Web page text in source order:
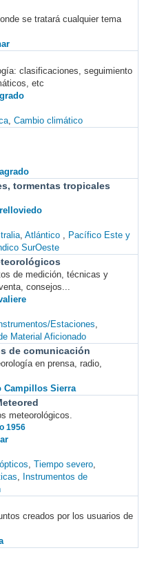
se tratará cualquier tema
clasificaciones, seguimiento
etc
Cambio climático
tormentas tropicales
Atlántico
Pacífico Este y
SurOeste
de medición, técnicas y
consejos...
Estaciones
Material Aficionado
de comunicación
en prensa, radio,
Campillos Sierra
meteorológicos.
1956
Tiempo severo
Instrumentos de
creados por los usuarios de